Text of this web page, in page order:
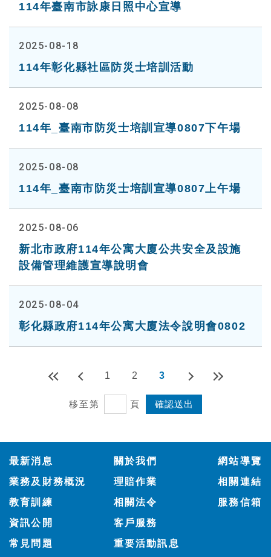
114年臺南市詠康日照中心宣導
2025-08-18
114年彰化縣社區防災士培訓活動
2025-08-08
114年_臺南市防災士培訓宣導0807下午場
2025-08-08
114年_臺南市防災士培訓宣導0807上午場
2025-08-06
新北市政府114年公寓大廈公共安全及設施
設備管理維護宣導說明會
2025-08-04
彰化縣政府114年公寓大廈法令說明會0802
1 2 3
移至第 頁
最新消息
關於我們
業務及財務概況
理賠作業
教育訓練
相關法令
資訊公開
客戶服務
常見問題
重要活動訊息
網站導覽
相關連結
服務信箱